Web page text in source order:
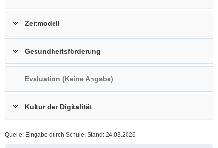
o
n
Zeitmodell
Gesundheitsförderung
Evaluation (Keine Angabe)
Kultur der Digitalität
Quelle: Eingabe durch Schule, Stand: 24.03.2026